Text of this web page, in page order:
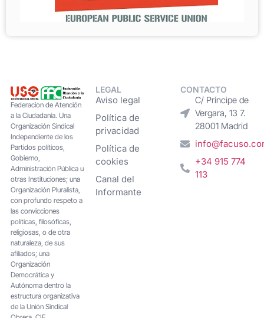
Federacion de Atención
a la Ciudadanía. Una
Organización Sindical
Independiente de los
Partidos políticos,
Gobierno,
Administración Pública u
otras Instituciones; una
Organización Pluralista,
con profundo respeto a
las convicciones
políticas, filosóficas,
religiosas, o de otra
naturaleza, de sus
afiliados; una
Organización
Democrática y
Autónoma dentro la
estructura organizativa
de la Unión Sindical
LEGAL
Aviso legal
Política de
privacidad
Política de
cookies
Canal del
Informante
CONTACTO
C/ Príncipe de
Vergara, 13 7.
28001 Madrid
+34 915 774
113